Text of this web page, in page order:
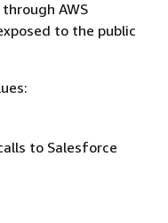
AWS
to the public
to Salesforce